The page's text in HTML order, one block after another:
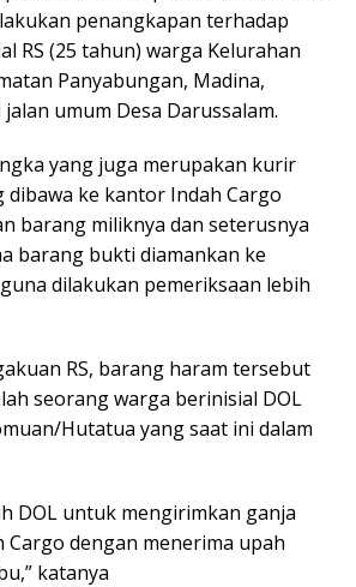
penangkapan terhadap
RS (25 tahun) warga Kelurahan
Panyabungan, Madina,
umum Desa Darussalam.
yang juga merupakan kurir
ke kantor Indah Cargo
barang miliknya dan seterusnya
barang bukti diamankan ke
dilakukan pemeriksaan lebih
RS, barang haram tersebut
seorang warga berinisial DOL
Hutatua yang saat ini dalam
DOL untuk mengirimkan ganja
Cargo dengan menerima upah
katanya